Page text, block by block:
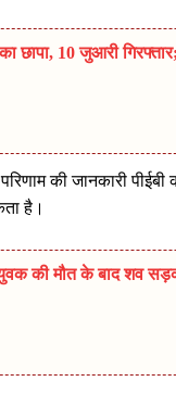
10 जुआरी
परिणाम की जानकारी
है।
युवक की मौत के बाद शव